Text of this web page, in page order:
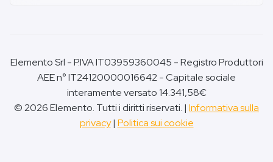
Elemento Srl - P.IVA IT03959360045 - Registro Produttori
AEE n° IT24120000016642 - Capitale sociale
interamente versato 14.341,58€
© 2026 Elemento. Tutti i diritti riservati. | Informativa sulla
privacy| Politica sui cookie